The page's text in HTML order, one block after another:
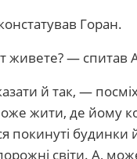
Горан.
живете? — спитав
й так, —
жити, де йому
покинуті будинки
світи. А,